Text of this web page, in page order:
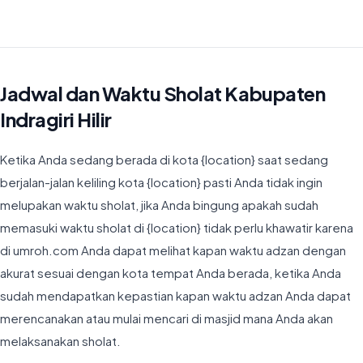
Jadwal dan Waktu Sholat Kabupaten
Indragiri Hilir
Ketika Anda sedang berada di kota {location} saat sedang
berjalan-jalan keliling kota {location} pasti Anda tidak ingin
melupakan waktu sholat, jika Anda bingung apakah sudah
memasuki waktu sholat di {location} tidak perlu khawatir karena
di umroh.com Anda dapat melihat kapan waktu adzan dengan
akurat sesuai dengan kota tempat Anda berada, ketika Anda
sudah mendapatkan kepastian kapan waktu adzan Anda dapat
merencanakan atau mulai mencari di masjid mana Anda akan
melaksanakan sholat.